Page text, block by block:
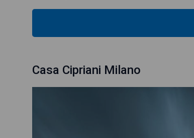
Casa Cipriani Milano